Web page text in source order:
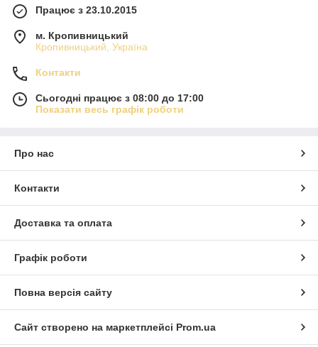
Працює з 23.10.2015
м. Кропивницький
Кропивницький, Україна
Контакти
Сьогодні працює з 08:00 до 17:00
Показати весь графік роботи
Про нас
Контакти
Доставка та оплата
Графік роботи
Повна версія сайту
Сайт створено на маркетплейсі Prom.ua